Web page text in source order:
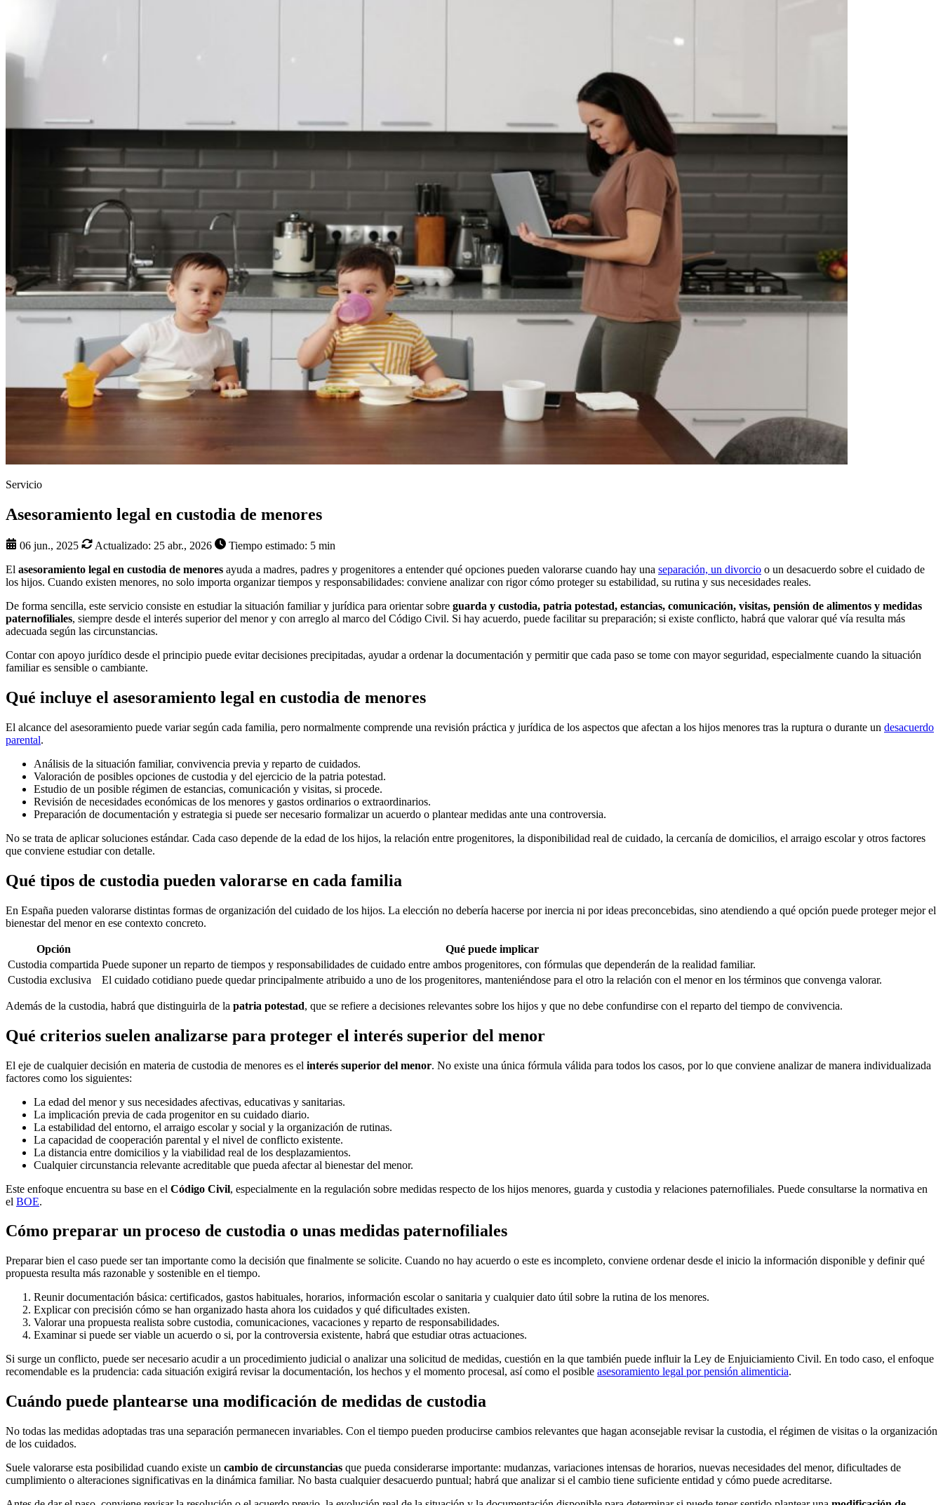
Servicio
Asesoramiento legal en custodia de menores
06 jun., 2025 Actualizado: 25 abr., 2026
Tiempo estimado: 5 min
El asesoramiento legal en custodia de menores ayuda a madres, padres y progenitores a entender qué opciones pueden valorarse cuando hay una separación, un divorcio o un desacuerdo sobre el cuidado de
los hijos. Cuando existen menores, no solo importa organizar tiempos y responsabilidades: conviene analizar con rigor cómo proteger su estabilidad, su rutina y sus necesidades reales.
De forma sencilla, este servicio consiste en estudiar la situación familiar y jurídica para orientar sobre guarda y custodia, patria potestad, estancias, comunicación, visitas, pensión de alimentos y medidas
paternofiliales, siempre desde el interés superior del menor y con arreglo al marco del Código Civil. Si hay acuerdo, puede facilitar su preparación; si existe conflicto, habrá que valorar qué vía resulta más
adecuada según las circunstancias.
Contar con apoyo jurídico desde el principio puede evitar decisiones precipitadas, ayudar a ordenar la documentación y permitir que cada paso se tome con mayor seguridad, especialmente cuando la situación
familiar es sensible o cambiante.
Qué incluye el asesoramiento legal en custodia de menores
El alcance del asesoramiento puede variar según cada familia, pero normalmente comprende una revisión práctica y jurídica de los aspectos que afectan a los hijos menores tras la ruptura o durante un desacuerdo
parental.
Análisis de la situación familiar, convivencia previa y reparto de cuidados.
Valoración de posibles opciones de custodia y del ejercicio de la patria potestad.
Estudio de un posible régimen de estancias, comunicación y visitas, si procede.
Revisión de necesidades económicas de los menores y gastos ordinarios o extraordinarios.
Preparación de documentación y estrategia si puede ser necesario formalizar un acuerdo o plantear medidas ante una controversia.
No se trata de aplicar soluciones estándar. Cada caso depende de la edad de los hijos, la relación entre progenitores, la disponibilidad real de cuidado, la cercanía de domicilios, el arraigo escolar y otros factores
que conviene estudiar con detalle.
Qué tipos de custodia pueden valorarse en cada familia
En España pueden valorarse distintas formas de organización del cuidado de los hijos. La elección no debería hacerse por inercia ni por ideas preconcebidas, sino atendiendo a qué opción puede proteger mejor el
bienestar del menor en ese contexto concreto.
Opción
Qué puede implicar
Custodia compartida Puede suponer un reparto de tiempos y responsabilidades de cuidado entre ambos progenitores, con fórmulas que dependerán de la realidad familiar.
Custodia exclusiva
El cuidado cotidiano puede quedar principalmente atribuido a uno de los progenitores, manteniéndose para el otro la relación con el menor en los términos que convenga valorar.
Además de la custodia, habrá que distinguirla de la patria potestad, que se refiere a decisiones relevantes sobre los hijos y que no debe confundirse con el reparto del tiempo de convivencia.
Qué criterios suelen analizarse para proteger el interés superior del menor
El eje de cualquier decisión en materia de custodia de menores es el interés superior del menor. No existe una única fórmula válida para todos los casos, por lo que conviene analizar de manera individualizada
factores como los siguientes:
La edad del menor y sus necesidades afectivas, educativas y sanitarias.
La implicación previa de cada progenitor en su cuidado diario.
La estabilidad del entorno, el arraigo escolar y social y la organización de rutinas.
La capacidad de cooperación parental y el nivel de conflicto existente.
La distancia entre domicilios y la viabilidad real de los desplazamientos.
Cualquier circunstancia relevante acreditable que pueda afectar al bienestar del menor.
Este enfoque encuentra su base en el Código Civil, especialmente en la regulación sobre medidas respecto de los hijos menores, guarda y custodia y relaciones paternofiliales. Puede consultarse la normativa en
el BOE.
Cómo preparar un proceso de custodia o unas medidas paternofiliales
Preparar bien el caso puede ser tan importante como la decisión que finalmente se solicite. Cuando no hay acuerdo o este es incompleto, conviene ordenar desde el inicio la información disponible y definir qué
propuesta resulta más razonable y sostenible en el tiempo.
Reunir documentación básica: certificados, gastos habituales, horarios, información escolar o sanitaria y cualquier dato útil sobre la rutina de los menores.
Explicar con precisión cómo se han organizado hasta ahora los cuidados y qué dificultades existen.
Valorar una propuesta realista sobre custodia, comunicaciones, vacaciones y reparto de responsabilidades.
Examinar si puede ser viable un acuerdo o si, por la controversia existente, habrá que estudiar otras actuaciones.
Si surge un conflicto, puede ser necesario acudir a un procedimiento judicial o analizar una solicitud de medidas, cuestión en la que también puede influir la Ley de Enjuiciamiento Civil. En todo caso, el enfoque
recomendable es la prudencia: cada situación exigirá revisar la documentación, los hechos y el momento procesal, así como el posible asesoramiento legal por pensión alimenticia.
Cuándo puede plantearse una modificación de medidas de custodia
No todas las medidas adoptadas tras una separación permanecen invariables. Con el tiempo pueden producirse cambios relevantes que hagan aconsejable revisar la custodia, el régimen de visitas o la organización
de los cuidados.
Suele valorarse esta posibilidad cuando existe un cambio de circunstancias que pueda considerarse importante: mudanzas, variaciones intensas de horarios, nuevas necesidades del menor, dificultades de
cumplimiento o alteraciones significativas en la dinámica familiar. No basta cualquier desacuerdo puntual; habrá que analizar si el cambio tiene suficiente entidad y cómo puede acreditarse.